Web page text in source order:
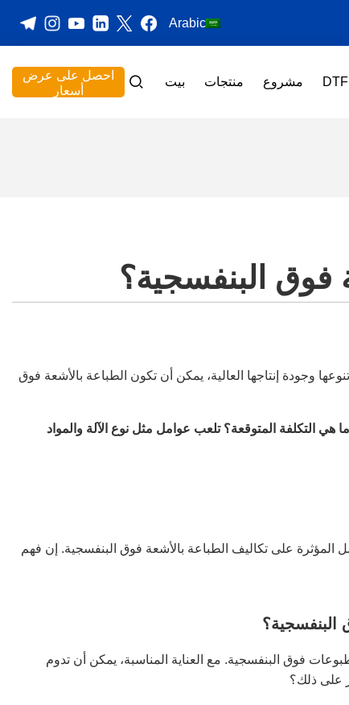
Arabic
بيت منتجات مشروع
احصل على عرض
أسعار
فوق البنفسجية؟
وجودة إنتاجها العالية، يمكن أن تكون الطباعة بالأشعة فوق
هي التكلفة المتوقعة؟ تلعب عوامل مثل نوع الآلة والمواد
المؤثرة على تكاليف الطباعة بالأشعة فوق البنفسجية. إن فهم
البنفسجية؟
فوق البنفسجية. مع العناية المناسبة، يمكن أن تدوم
على ذلك؟